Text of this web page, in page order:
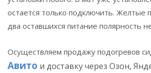
остается только подключить. Желтые
два оставшихся питание полярность
Осуществляем продажу подогревов
Авито и доставку через Озон,